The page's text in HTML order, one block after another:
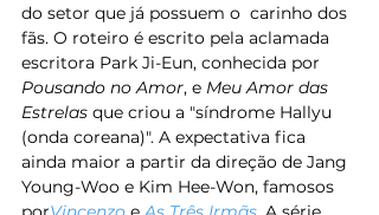
do setor que já possuem o  carinho dos
fãs. O roteiro é escrito pela aclamada
escritora Park Ji-Eun, conhecida por
Pousando no Amor, e Meu Amor das
Estrelas que criou a "síndrome Hallyu
(onda coreana)". A expectativa fica
ainda maior a partir da direção de Jang
Young-Woo e Kim Hee-Won, famosos